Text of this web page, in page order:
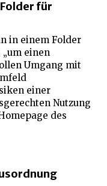
für
in einem Folder
einen
Umgang mit
einer
Nutzung
des